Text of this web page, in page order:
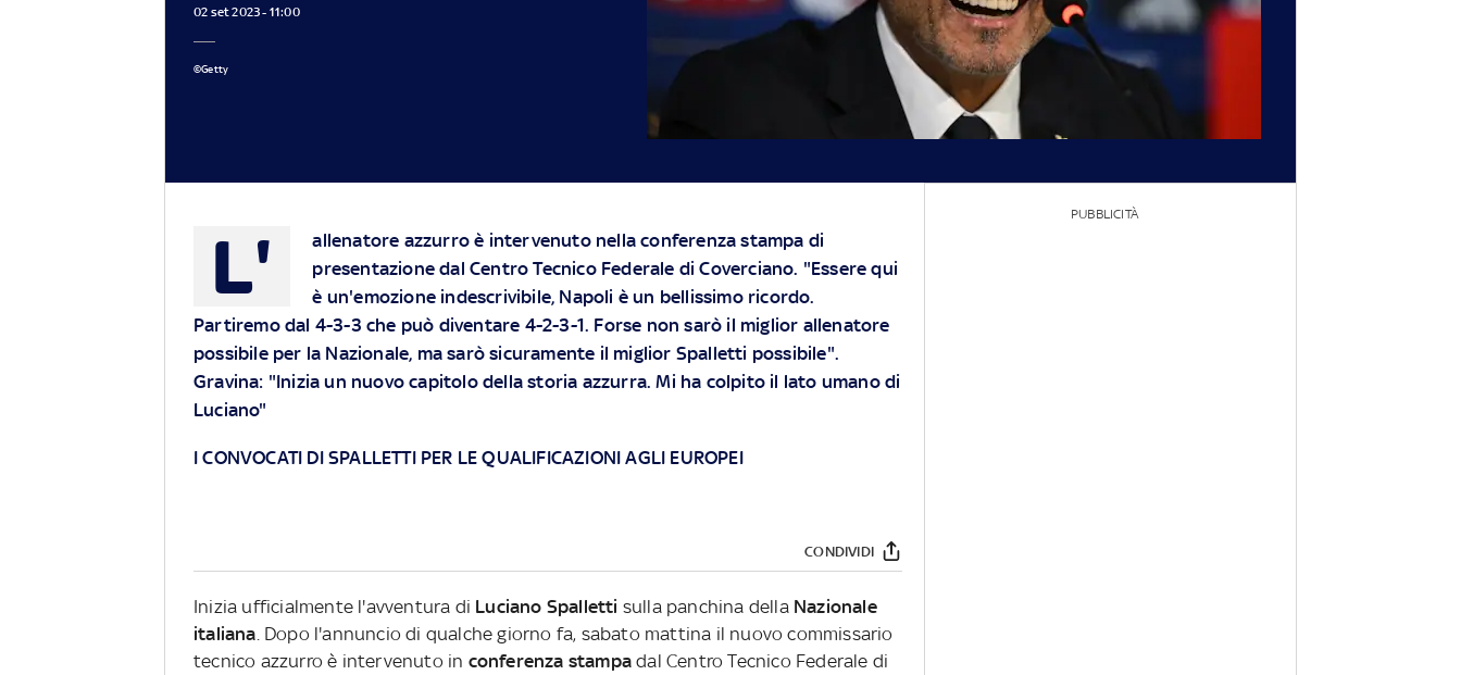
02 set 2023 - 11:00
©Getty
L'
allenatore azzurro è intervenuto nella conferenza stampa di
presentazione dal Centro Tecnico Federale di Coverciano. "Essere qui
è un'emozione indescrivibile, Napoli è un bellissimo ricordo.
Partiremo dal 4-3-3 che può diventare 4-2-3-1. Forse non sarò il miglior allenatore
possibile per la Nazionale, ma sarò sicuramente il miglior Spalletti possibile".
Gravina: "Inizia un nuovo capitolo della storia azzurra. Mi ha colpito il lato umano di
Luciano"
I CONVOCATI DI SPALLETTI PER LE QUALIFICAZIONI AGLI EUROPEI
CONDIVIDI
Inizia ufficialmente l'avventura di Luciano Spalletti sulla panchina della Nazionale
italiana. Dopo l'annuncio di qualche giorno fa, sabato mattina il nuovo commissario
tecnico azzurro è intervenuto in conferenza stampa dal Centro Tecnico Federale di
PUBBLICITÀ